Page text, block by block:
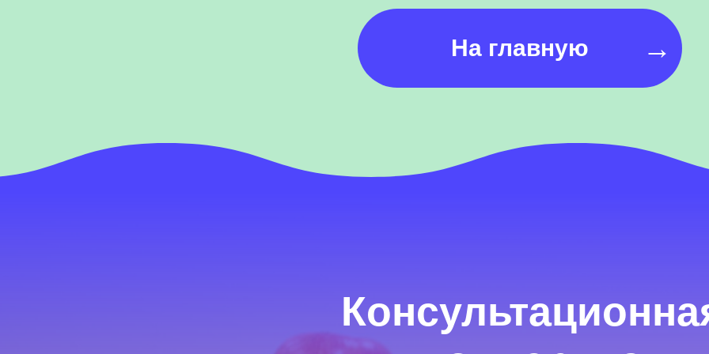
На главную →